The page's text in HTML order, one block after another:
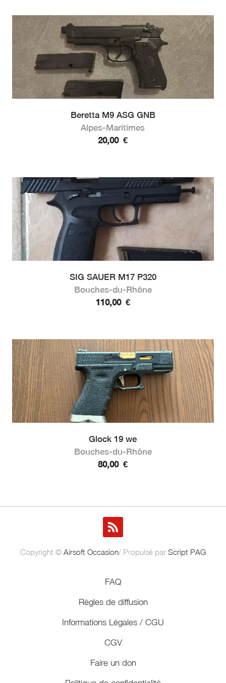
Beretta M9 ASG GNB
Alpes-Maritimes
20,00 €
SIG SAUER M17 P320
Bouches-du-Rhône
110,00 €
Glock 19 we
Bouches-du-Rhône
80,00 €
Copyright © Airsoft Occasion/ Propulsé par Script PAG
FAQ
Règles de diffusion
Informations Légales / CGU
CGV
Faire un don